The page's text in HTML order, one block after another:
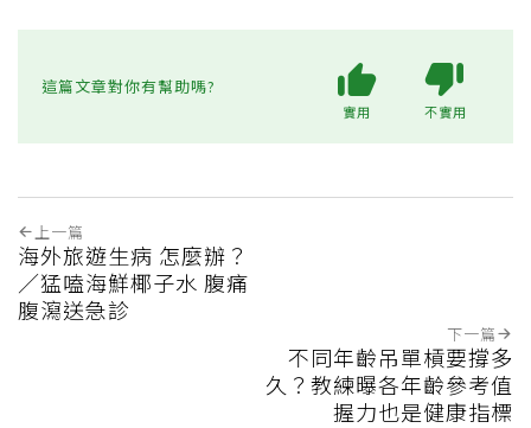
這篇文章對你有幫助嗎?
實用 不實用
上一篇
海外旅遊生病 怎麼辦？
／猛嗑海鮮椰子水 腹痛
腹瀉送急診
下一篇
不同年齡吊單槓要撐多
久？教練曝各年齡參考值
握力也是健康指標